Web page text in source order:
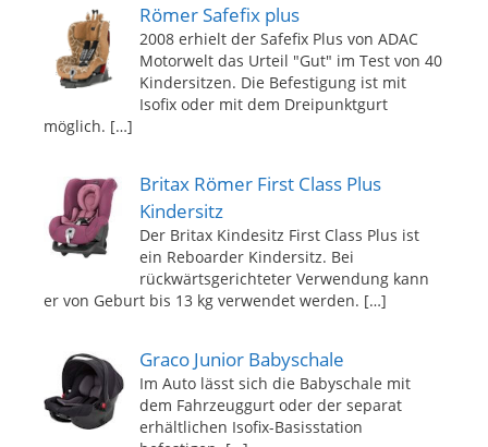
Römer Safefix plus
2008 erhielt der Safefix Plus von ADAC
Motorwelt das Urteil "Gut" im Test von 40
Kindersitzen. Die Befestigung ist mit
Isofix oder mit dem Dreipunktgurt
möglich. […]
Britax Römer First Class Plus
Kindersitz
Der Britax Kindesitz First Class Plus ist
ein Reboarder Kindersitz. Bei
rückwärtsgerichteter Verwendung kann
er von Geburt bis 13 kg verwendet werden. […]
Graco Junior Babyschale
Im Auto lässt sich die Babyschale mit
dem Fahrzeuggurt oder der separat
erhältlichen Isofix-Basisstation